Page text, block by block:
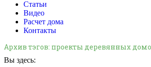
Статьи
Видео
Расчет дома
Контакты
Архив тэгов: проекты деревянных
Вы здесь: